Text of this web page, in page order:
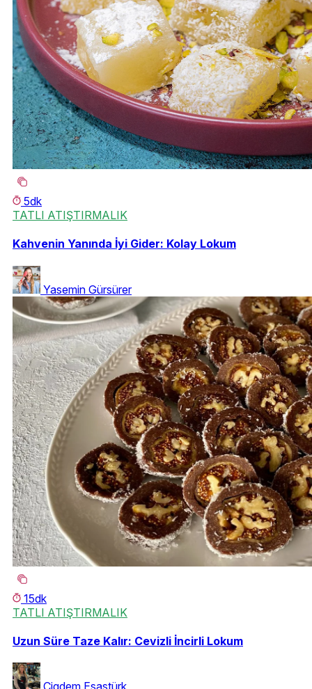
5dk
TATLI ATIŞTIRMALIK
Kahvenin Yanında İyi Gider: Kolay Lokum
Yasemin Gürsürer
15dk
TATLI ATIŞTIRMALIK
Uzun Süre Taze Kalır: Cevizli İncirli Lokum